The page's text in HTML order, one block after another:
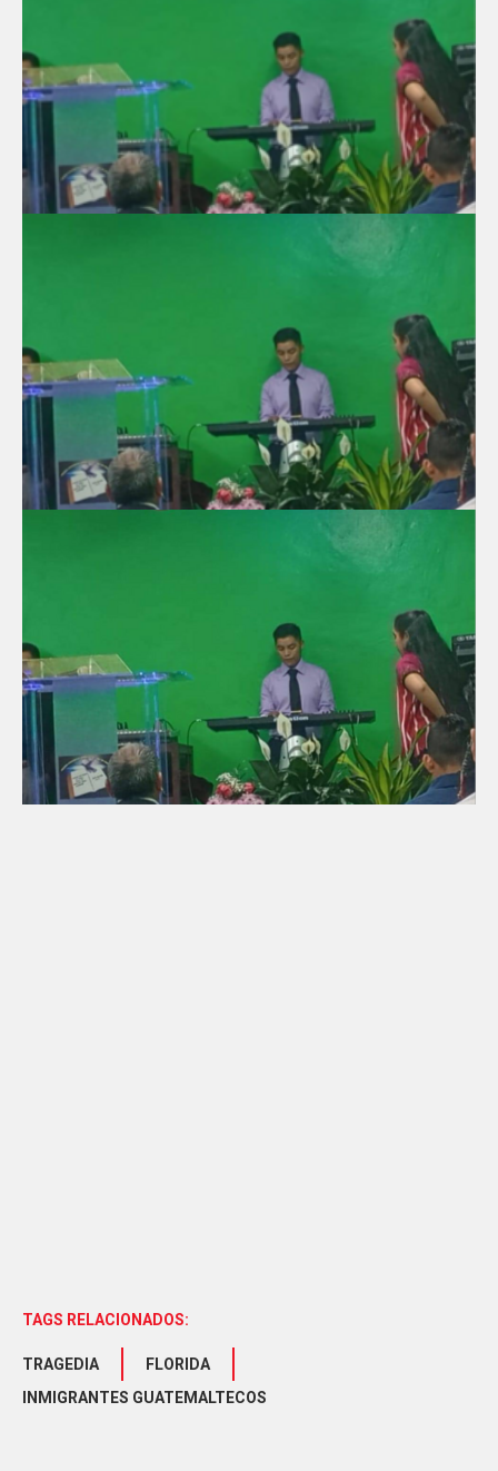
TAGS RELACIONADOS:
TRAGEDIA
FLORIDA
INMIGRANTES GUATEMALTECOS